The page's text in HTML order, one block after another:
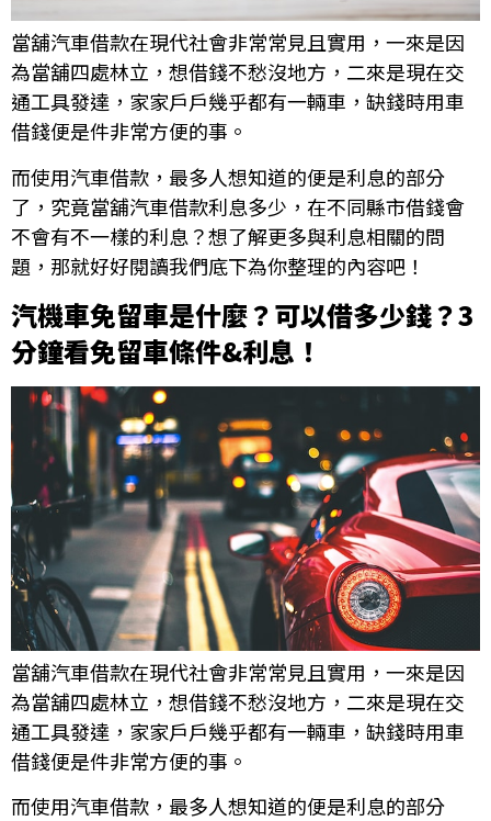
當舖汽車借款在現代社會非常常見且實用，一來是因
為當舖四處林立，想借錢不愁沒地方，二來是現在交
通工具發達，家家戶戶幾乎都有一輛車，缺錢時用車
借錢便是件非常方便的事。
而使用汽車借款，最多人想知道的便是利息的部分
了，究竟當舖汽車借款利息多少，在不同縣市借錢會
不會有不一樣的利息？想了解更多與利息相關的問
題，那就好好閱讀我們底下為你整理的內容吧！
汽機車免留車是什麼？可以借多少錢？3
分鐘看免留車條件&利息！
當舖汽車借款在現代社會非常常見且實用，一來是因
為當舖四處林立，想借錢不愁沒地方，二來是現在交
通工具發達，家家戶戶幾乎都有一輛車，缺錢時用車
借錢便是件非常方便的事。
而使用汽車借款，最多人想知道的便是利息的部分